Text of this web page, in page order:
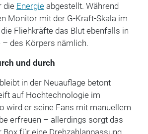
die Energieabgestellt. Während
Monitor mit der G-Kraft-Skala im
Fliehkräfte das Blut ebenfalls in
– des Körpers nämlich.
und durch
in der Neuauflage betont
auf Hochtechnologie im
wird er seine Fans mit manuellem
erfreuen – allerdings sorgt das
für eine Drehzahlanpassung.